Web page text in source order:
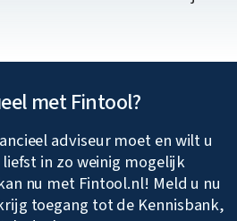
met Fintool?
adviseur moet en wilt u
in zo weinig mogelijk
nu met Fintool.nl! Meld u nu
toegang tot de Kennisbank,